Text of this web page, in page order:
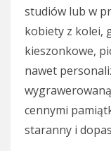
studiów lub w
kobiety z kolei,
kieszonkowe,
nawet
cennymi
staranny i